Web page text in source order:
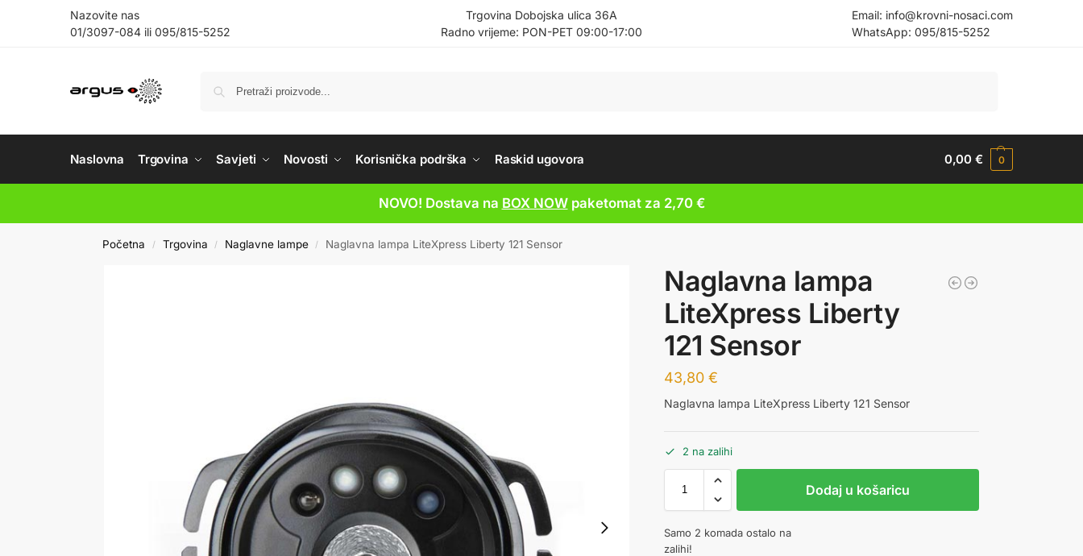
Nazovite nas
01/3097-084 ili 095/815-5252
Trgovina Dobojska ulica 36A
Radno vrijeme: PON-PET 09:00-17:00
Email: info@krovni-nosaci.com
WhatsApp: 095/815-5252
Naslovna Trgovina Savjeti Novosti Korisnička podrška Raskid ugovora 0,00€ 0
NOVO! Dostava na BOX NOWpaketomat za 2,70 €
Početna / Trgovina / Naglavne lampe / Naglavna lampa LiteXpress Liberty 121 Sensor
Naglavna lampa
LiteXpress Liberty
121 Sensor
43,80€
Naglavna lampa LiteXpress Liberty 121 Sensor
2 na zalihi
Dodaj u košaricu
Samo 2 komada ostalo na
zalihi!